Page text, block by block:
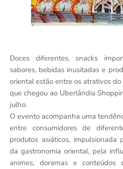
Doces diferentes, snacks
sabores, bebidas inusitadas e
oriental estão entre os atrativos do
que chegou ao Uberlândia
julho.
O evento acompanha uma
entre consumidores de
produtos asiáticos, impulsionada
da gastronomia oriental, pela
animes, doramas e conteúdos